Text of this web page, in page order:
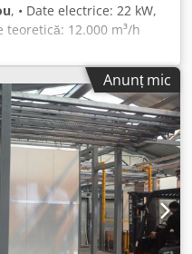
, • Date electrice: 22 kW,
teoretică: 12.000 m³/h
pneumatic 1/4'' • Număr
160 m² • Curățare
de aer: 12 l 6-8 bar /
de reziduuri: 50 l
rotor radial eficient • Două
și ECO • Greutatea de
este de până la 260
cu consum redus de
pentru evacuarea facilă a
inspecție pentru
este echipat cu supapă
Anunț mic